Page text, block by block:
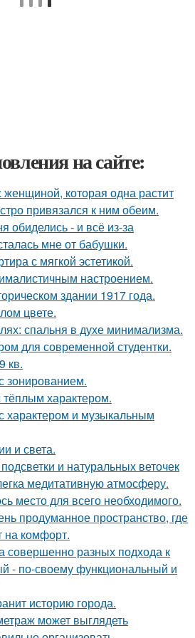
на сайте:
которая одна растит
привязался к ним обеим.
обиделись - и всё из-за
мне от бабушки.
с мягкой эстетикой.
настроением.
здании 1917 года.
цвете.
спальня в духе минимализма.
для современной студентки.
кв.
зонированием.
характером.
характером и музыкальным
и света.
и натуральных веточек
медитативную атмосферу.
место для всего необходимого.
продуманное пространство, где
на комфорт.
совершенно разных подхода к
- по-своему функциональный и
историю города.
может выглядеть